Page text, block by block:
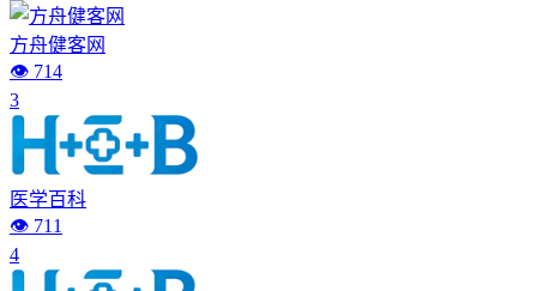
方舟健客网
👁️ 714
3
医学百科
👁️ 711
4